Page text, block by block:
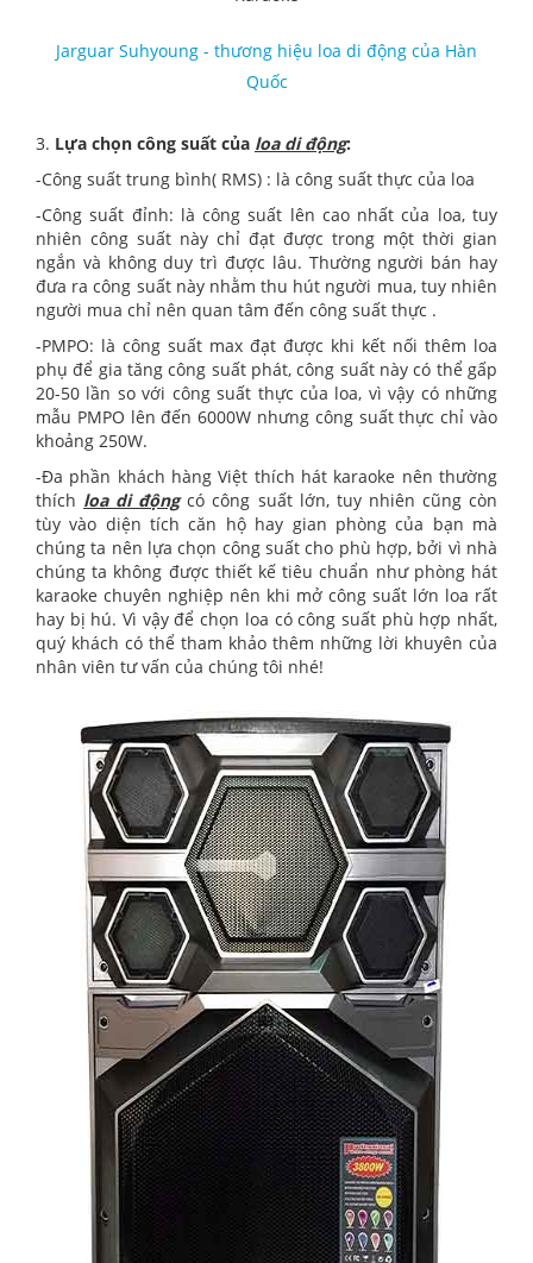
Jarguar Suhyoung - thương hiệu loa di động của Hàn
Quốc
3. Lựa chọn công suất của loa di động:
-Công suất trung bình( RMS) : là công suất thực của loa
-Công suất đỉnh: là công suất lên cao nhất của loa, tuy
nhiên công suất này chỉ đạt được trong một thời gian
ngắn và không duy trì được lâu. Thường người bán hay
đưa ra công suất này nhằm thu hút người mua, tuy nhiên
người mua chỉ nên quan tâm đến công suất thực .
-PMPO: là công suất max đạt được khi kết nối thêm loa
phụ để gia tăng công suất phát, công suất này có thể gấp
20-50 lần so với công suất thực của loa, vì vậy có những
mẫu PMPO lên đến 6000W nhưng công suất thực chỉ vào
khoảng 250W.
-Đa phần khách hàng Việt thích hát karaoke nên thường
thích loa di độngcó công suất lớn, tuy nhiên cũng còn
tùy vào diện tích căn hộ hay gian phòng của bạn mà
chúng ta nên lựa chọn công suất cho phù hợp, bởi vì nhà
chúng ta không được thiết kế tiêu chuẩn như phòng hát
karaoke chuyên nghiệp nên khi mở công suất lớn loa rất
hay bị hú. Vì vậy để chọn loa có công suất phù hợp nhất,
quý khách có thể tham khảo thêm những lời khuyên của
nhân viên tư vấn của chúng tôi nhé!